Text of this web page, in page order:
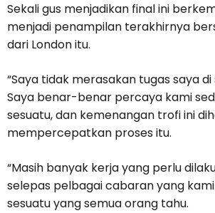
Sekali gus menjadikan final ini
menjadi penampilan terakhirnya
dari London itu.
“Saya tidak merasakan tugas saya di
Saya benar-benar percaya kami
sesuatu, dan kemenangan trofi ini
mempercepatkan proses itu.
“Masih banyak kerja yang perlu
selepas pelbagai cabaran yang
sesuatu yang semua orang tahu.